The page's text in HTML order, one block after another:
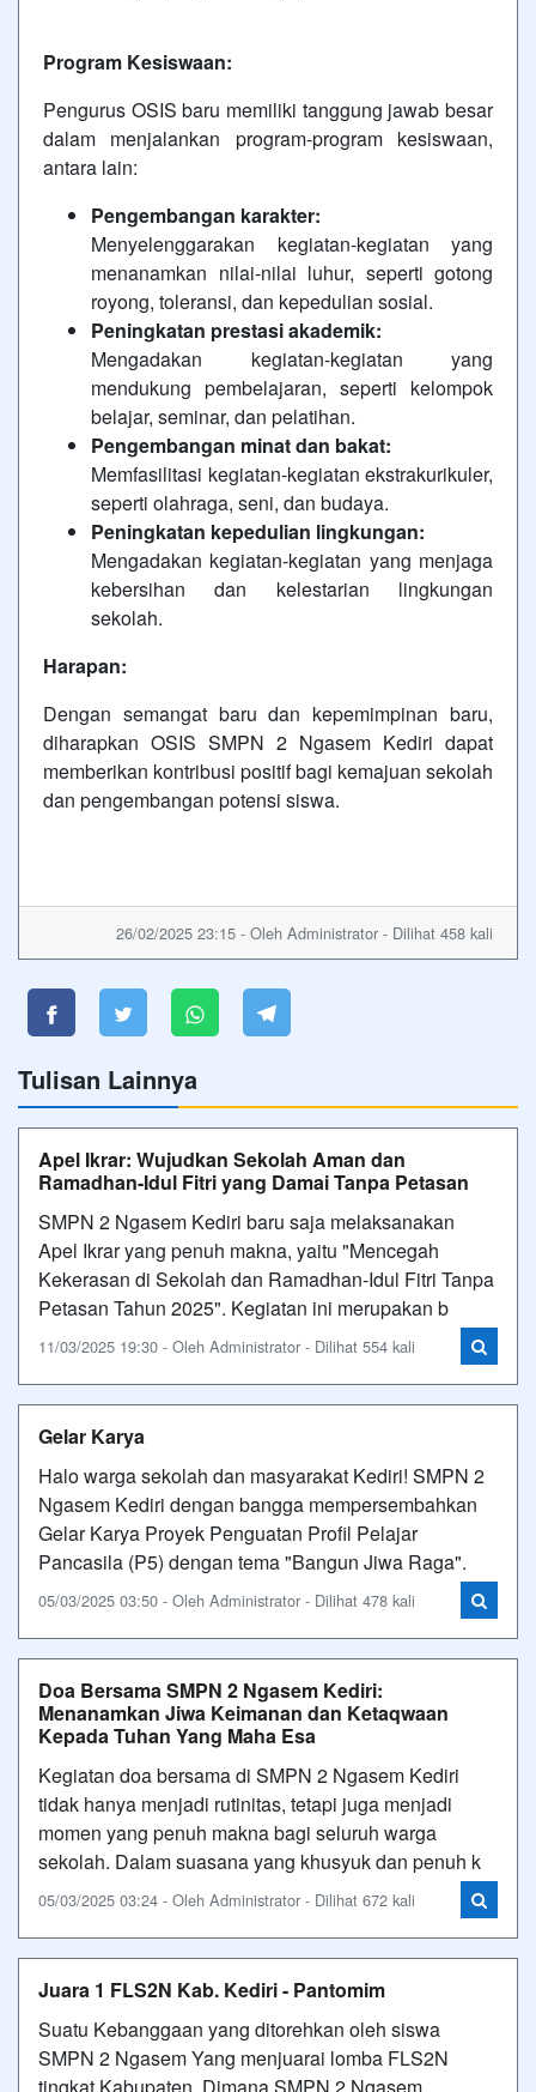
Program Kesiswaan:
Pengurus OSIS baru memiliki tanggung jawab besar
dalam menjalankan program-program kesiswaan,
antara lain:
Pengembangan karakter:
Menyelenggarakan kegiatan-kegiatan yang
menanamkan nilai-nilai luhur, seperti gotong
royong, toleransi, dan kepedulian sosial.
Peningkatan prestasi akademik:
Mengadakan kegiatan-kegiatan yang
mendukung pembelajaran, seperti kelompok
belajar, seminar, dan pelatihan.
Pengembangan minat dan bakat:
Memfasilitasi kegiatan-kegiatan ekstrakurikuler,
seperti olahraga, seni, dan budaya.
Peningkatan kepedulian lingkungan:
Mengadakan kegiatan-kegiatan yang menjaga
kebersihan dan kelestarian lingkungan
sekolah.
Harapan:
Dengan semangat baru dan kepemimpinan baru,
diharapkan OSIS SMPN 2 Ngasem Kediri dapat
memberikan kontribusi positif bagi kemajuan sekolah
dan pengembangan potensi siswa.
26/02/2025 23:15 - Oleh Administrator - Dilihat 458 kali
Tulisan Lainnya
Apel Ikrar: Wujudkan Sekolah Aman dan
Ramadhan-Idul Fitri yang Damai Tanpa Petasan
SMPN 2 Ngasem Kediri baru saja melaksanakan
Apel Ikrar yang penuh makna, yaitu "Mencegah
Kekerasan di Sekolah dan Ramadhan-Idul Fitri Tanpa
Petasan Tahun 2025". Kegiatan ini merupakan b
11/03/2025 19:30 - Oleh Administrator - Dilihat 554 kali
Gelar Karya
Halo warga sekolah dan masyarakat Kediri! SMPN 2
Ngasem Kediri dengan bangga mempersembahkan
Gelar Karya Proyek Penguatan Profil Pelajar
Pancasila (P5) dengan tema "Bangun Jiwa Raga".
05/03/2025 03:50 - Oleh Administrator - Dilihat 478 kali
Doa Bersama SMPN 2 Ngasem Kediri:
Menanamkan Jiwa Keimanan dan Ketaqwaan
Kepada Tuhan Yang Maha Esa
Kegiatan doa bersama di SMPN 2 Ngasem Kediri
tidak hanya menjadi rutinitas, tetapi juga menjadi
momen yang penuh makna bagi seluruh warga
sekolah. Dalam suasana yang khusyuk dan penuh k
05/03/2025 03:24 - Oleh Administrator - Dilihat 672 kali
Juara 1 FLS2N Kab. Kediri - Pantomim
Suatu Kebanggaan yang ditorehkan oleh siswa
SMPN 2 Ngasem Yang menjuarai lomba FLS2N
tingkat Kabupaten. Dimana SMPN 2 Ngasem